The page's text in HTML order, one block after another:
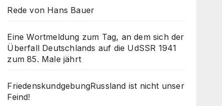
Rede von Hans Bauer
Eine Wortmeldung zum Tag, an dem sich der
Überfall Deutschlands auf die UdSSR 1941
zum 85. Male jährt
FriedenskundgebungRussland ist nicht unser
Feind!